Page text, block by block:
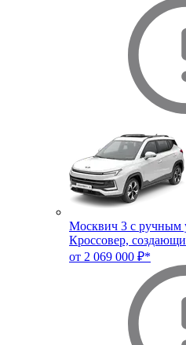
Москвич 3 с ручным
Кроссовер,
от 2 069 000 ₽*